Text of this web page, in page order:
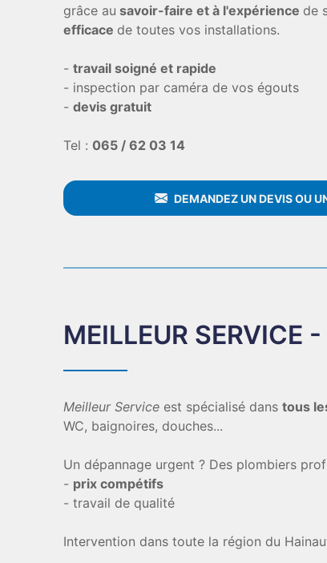
grâce au savoir-faire et à l'expérience de
efficace de toutes vos installations.
-travail soigné et rapide
- inspection par caméra de vos égouts
-devis gratuit
Tel : 065 / 62 03 14
DEMANDEZ UN DEVIS OU
MEILLEUR SERVICE
Meilleur Service est spécialisé danstous
WC, baignoires, douches...
Un dépannage urgent ? Des plombiers
- prix compétifs
- travail de qualité
Intervention dans toute la région du